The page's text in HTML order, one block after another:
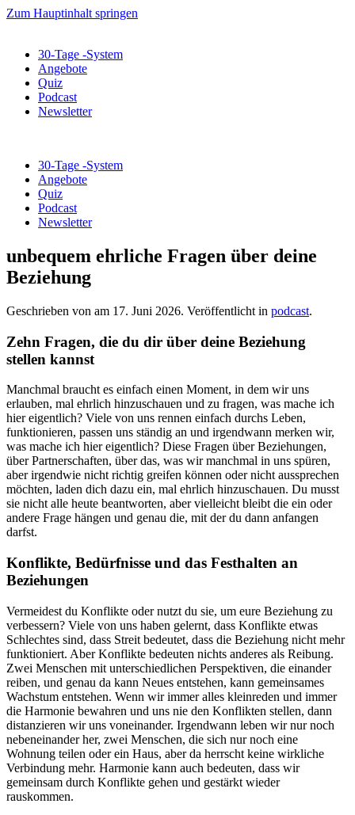
Zum Hauptinhalt springen
30-Tage -System
Angebote
Quiz
Podcast
Newsletter
30-Tage -System
Angebote
Quiz
Podcast
Newsletter
unbequem ehrliche Fragen über deine
Beziehung
Geschrieben von am 17. Juni 2026. Veröffentlicht in podcast.
Zehn Fragen, die du dir über deine Beziehung
stellen kannst
Manchmal braucht es einfach einen Moment, in dem wir uns
erlauben, mal ehrlich hinzuschauen und zu fragen, was mache ich
hier eigentlich? Viele von uns rennen einfach durchs Leben,
funktionieren, passen uns ständig an und irgendwann merken wir,
was mache ich hier eigentlich? Diese Fragen über Beziehungen,
über Partnerschaften, über das, was wir manchmal in uns spüren,
aber irgendwie nicht richtig greifen können oder nicht aussprechen
möchten, laden dich dazu ein, mal ehrlich hinzuschauen. Du musst
sie nicht alle heute beantworten, aber vielleicht bleibt die ein oder
andere Frage hängen und genau die, mit der du dann anfangen
darfst.
Konflikte, Bedürfnisse und das Festhalten an
Beziehungen
Vermeidest du Konflikte oder nutzt du sie, um eure Beziehung zu
verbessern? Viele von uns haben gelernt, dass Konflikte etwas
Schlechtes sind, dass Streit bedeutet, dass die Beziehung nicht mehr
funktioniert. Aber Konflikte bedeuten nichts anderes als Reibung.
Zwei Menschen mit unterschiedlichen Perspektiven, die einander
reiben, und genau da kann Neues entstehen, kann gemeinsames
Wachstum entstehen. Wenn wir immer alles kleinreden und immer
die Harmonie bewahren und uns nie den Konflikten stellen, dann
distanzieren wir uns voneinander. Irgendwann leben wir nur noch
nebeneinander her, zwei Menschen, die sich nur noch eine
Wohnung teilen oder ein Haus, aber da herrscht keine wirkliche
Verbindung mehr. Harmonie kann auch bedeuten, dass wir
gemeinsam durch Konflikte gehen und gestärkt wieder
rauskommen.